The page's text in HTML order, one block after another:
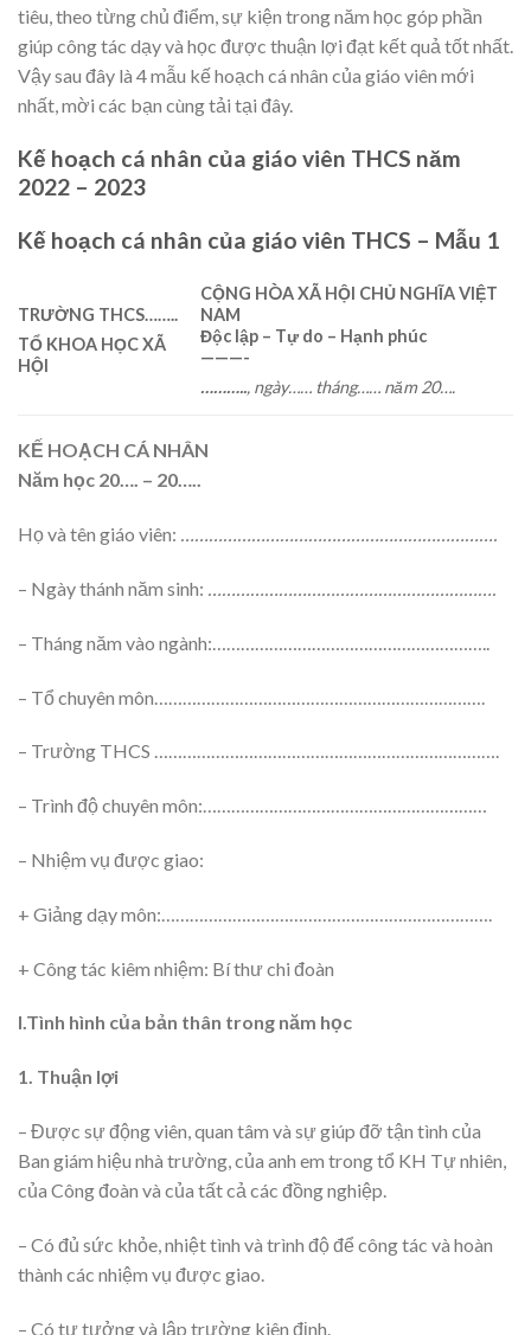
tiêu, theo từng chủ điểm, sự kiện trong năm học góp phần
giúp công tác dạy và học được thuận lợi đạt kết quả tốt nhất.
Vậy sau đây là 4 mẫu kế hoạch cá nhân của giáo viên mới
nhất, mời các bạn cùng tải tại đây.
Kế hoạch cá nhân của giáo viên THCS năm
2022 – 2023
Kế hoạch cá nhân của giáo viên THCS – Mẫu 1
TRƯỜNG THCS……..
TỔ KHOA HỌC XÃ
HỘI
CỘNG HÒA XÃ HỘI CHỦ NGHĨA VIỆT
NAM
Độc lập – Tự do – Hạnh phúc
———-
……….., ngày…… tháng…… năm 20….
KẾ HOẠCH CÁ NHÂN
Năm học 20…. – 20…..
Họ và tên giáo viên: ………………………………………………………….
– Ngày thánh năm sinh: …………………………………………………….
– Tháng năm vào ngành:…………………………………………………..
– Tổ chuyên môn…………………………………………………………….
– Trường THCS ……………………………………………………………….
– Trình độ chuyên môn:……………………………………………………
– Nhiệm vụ được giao:
+ Giảng dạy môn:…………………………………………………………….
+ Công tác kiêm nhiệm: Bí thư chi đoàn
I.Tình hình của bản thân trong năm học
1. Thuận lợi
– Được sự động viên, quan tâm và sự giúp đỡ tận tình của
Ban giám hiệu nhà trường, của anh em trong tổ KH Tự nhiên,
của Công đoàn và của tất cả các đồng nghiệp.
– Có đủ sức khỏe, nhiệt tình và trình độ để công tác và hoàn
thành các nhiệm vụ được giao.
– Có tư tưởng và lập trường kiên định.